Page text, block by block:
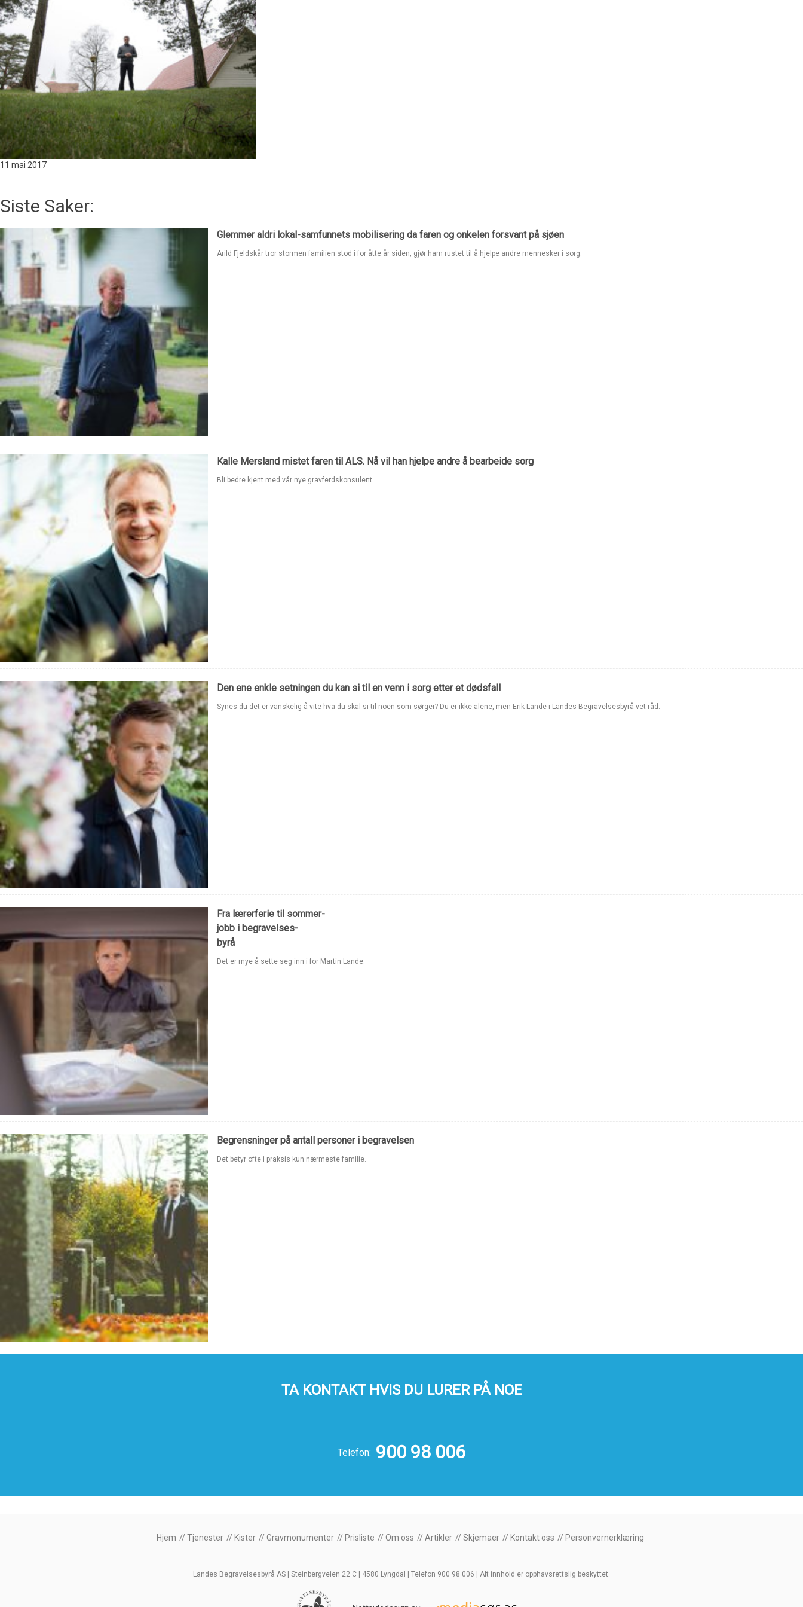
11 mai 2017
Siste Saker:
Glemmer aldri lokal-samfunnets mobilisering da faren og onkelen forsvant på sjøen
Arild Fjeldskår tror stormen familien stod i for åtte år siden, gjør ham rustet til å hjelpe andre mennesker i sorg.
Kalle Mersland mistet faren til ALS. Nå vil han hjelpe andre å bearbeide sorg
Bli bedre kjent med vår nye gravferdskonsulent.
Den ene enkle setningen du kan si til en venn i sorg etter et dødsfall
Synes du det er vanskelig å vite hva du skal si til noen som sørger? Du er ikke alene, men Erik Lande i Landes Begravelsesbyrå vet råd.
Fra lærerferie til sommer-
jobb i begravelses-
byrå
Det er mye å sette seg inn i for Martin Lande.
Begrensninger på antall personer i begravelsen
Det betyr ofte i praksis kun nærmeste familie.
TA KONTAKT HVIS DU LURER PÅ NOE
Telefon: 900 98 006
Hjem Tjenester Kister Gravmonumenter Prisliste Om oss Artikler Skjemaer Kontakt oss Personvernerklæring
Landes Begravelsesbyrå AS | Steinbergveien 22 C | 4580 Lyngdal | Telefon 900 98 006 | Alt innhold er opphavsrettslig beskyttet.